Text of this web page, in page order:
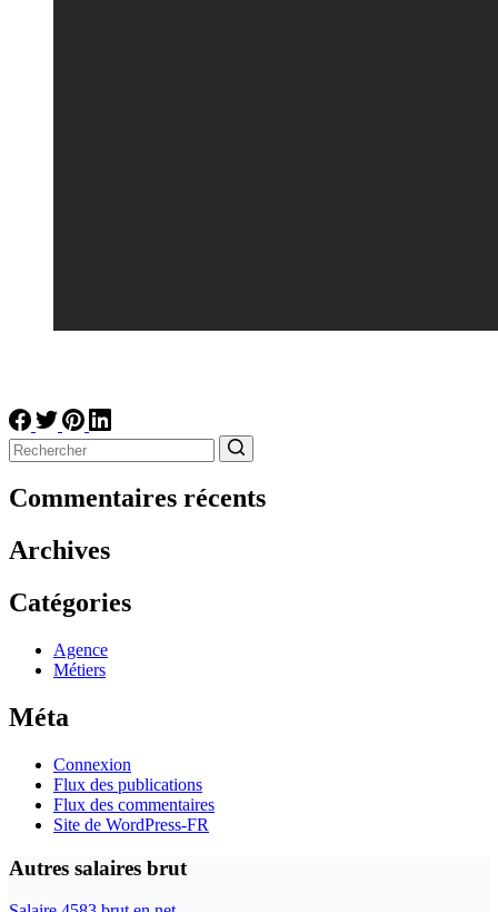
résultat
Commentaires récents
Archives
Catégories
Agence
Métiers
Méta
Connexion
Flux des publications
Flux des commentaires
Site de WordPress-FR
Autres salaires brut